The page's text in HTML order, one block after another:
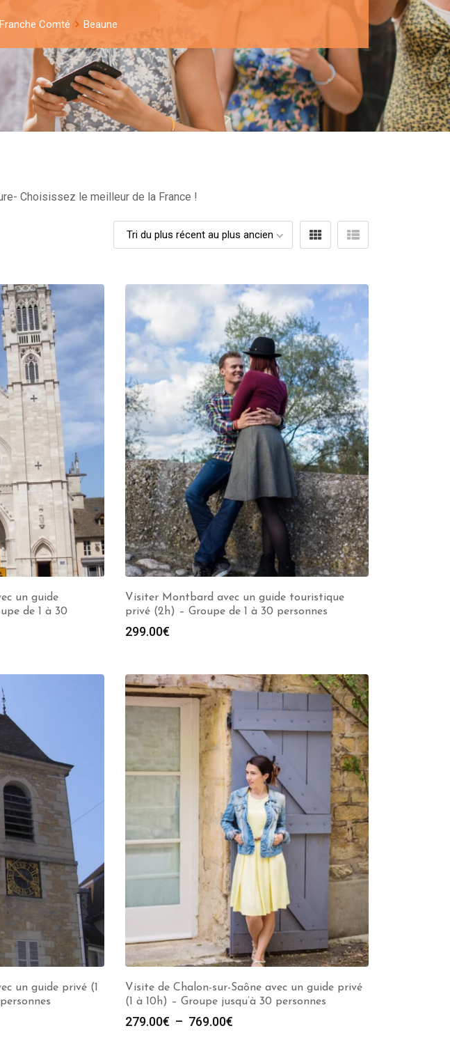
Comté Beaune
Choisissez le meilleur de la France !
un guide
de 1 à 30
Visiter Montbard avec un guide touristique
privé (2h) – Groupe de 1 à 30 personnes
299.00€
un guide privé (1
Visite de Chalon-sur-Saône avec un guide privé
(1 à 10h) – Groupe jusqu’à 30 personnes
279.00€ – 769.00€